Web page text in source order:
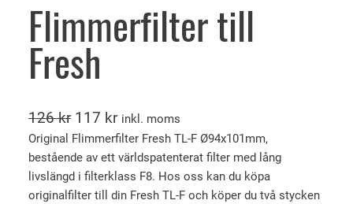
Flimmerfilter till
Fresh
126kr D
e
t
u
117 krD
e
t
n
inkl. moms
Original Flimmerfilter Fresh TL-F Ø94x101mm,
bestående av ett världspatenterat filter med lång
livslängd i filterklass F8. Hos oss kan du köpa
originalfilter till din Fresh TL-F och köper du två stycken